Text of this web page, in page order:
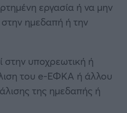
εργασία ή να μην
ημεδαπή ή την
στην υποχρεωτική ή
του e-ΕΦΚΑ ή άλλου
της ημεδαπής ή